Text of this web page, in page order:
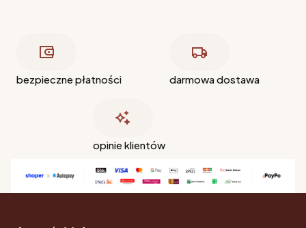
bezpieczne płatności darmowa dostawa
opinie klientów